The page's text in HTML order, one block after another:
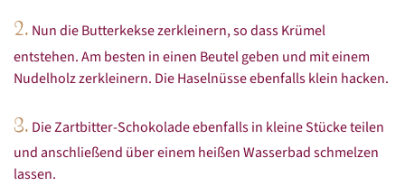
2. Nun die Butterkekse zerkleinern, so dass Krümel
entstehen. Am besten in einen Beutel geben und mit einem
Nudelholz zerkleinern. Die Haselnüsse ebenfalls klein hacken.
3. Die Zartbitter-Schokolade ebenfalls in kleine Stücke teilen
und anschließend über einem heißen Wasserbad schmelzen
lassen.